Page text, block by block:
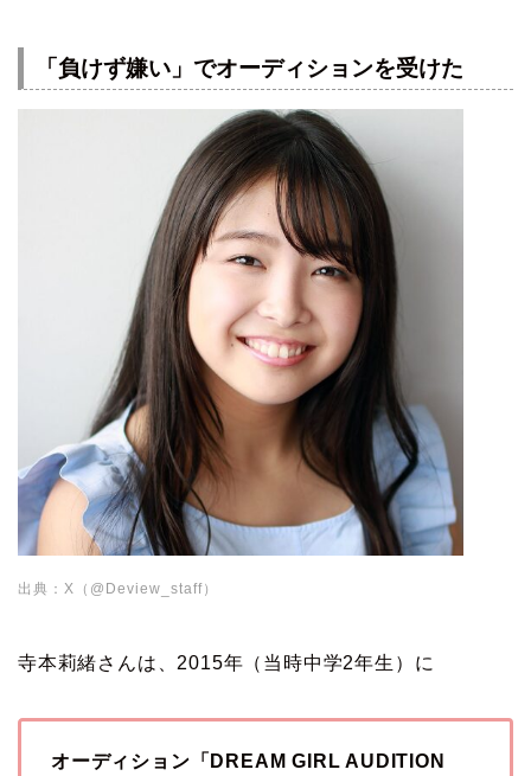
「負けず嫌い」でオーディションを受けた
出典：X（@Deview_staff）
寺本莉緒さんは、2015年（当時中学2年生）に
オーディション「DREAM GIRL AUDITION